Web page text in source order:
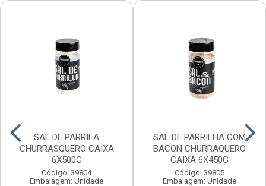
SAL DE PARRILA
CHURRASQUERO CAIXA
6X500G
Código: 39804
Embalagem: Unidade
SAL DE PARRILHA COM
BACON CHURRAQUERO
CAIXA 6X450G
Código: 39805
Embalagem: Unidade